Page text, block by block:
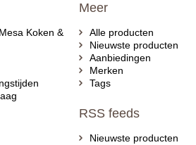
Koken &
Meer
Alle producten
Nieuwste producten
Aanbiedingen
Merken
Tags
RSS feeds
Nieuwste producten